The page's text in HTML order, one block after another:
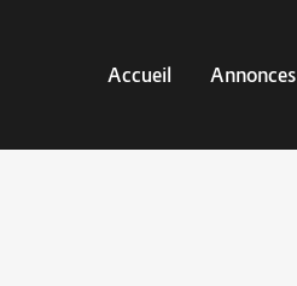
Accueil Annonces